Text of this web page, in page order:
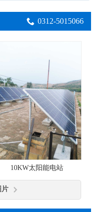
0312-5015066
10KW太阳能电站
片